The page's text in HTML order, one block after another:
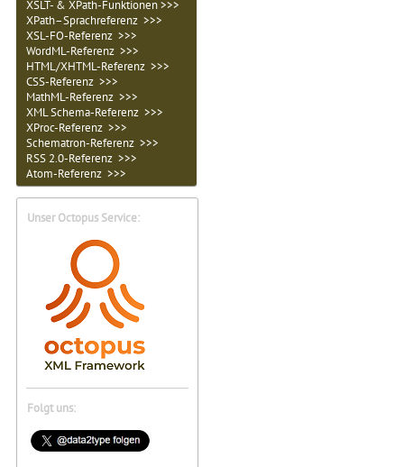
XSLT- & XPath-Funktionen >>>
XPath–Sprachreferenz >>>
XSL-FO-Referenz >>>
WordML-Referenz >>>
HTML/XHTML-Referenz >>>
CSS-Referenz >>>
MathML-Referenz >>>
XML Schema-Referenz >>>
XProc-Referenz >>>
Schematron-Referenz >>>
RSS 2.0-Referenz >>>
Atom-Referenz >>>
Unser Octopus Service:
Folgt uns: